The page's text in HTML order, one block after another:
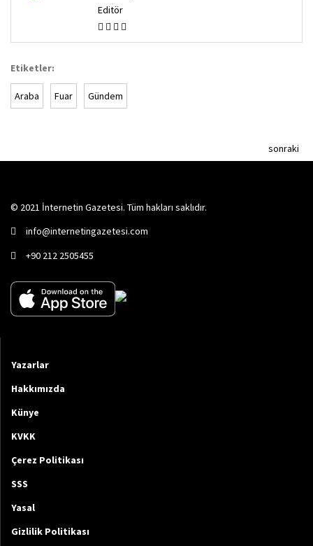
Editör
Etiketler:
Araba Fuar Gündem
sonraki
© 2021 İnternetin Gazetesi. Tüm hakları saklıdır.
info@internetingazetesi.com
+90 212 2505455
Yazarlar
Hakkımızda
Künye
KVKK
Çerez Politikası
SSS
Yasal
Gizlilik Politikası